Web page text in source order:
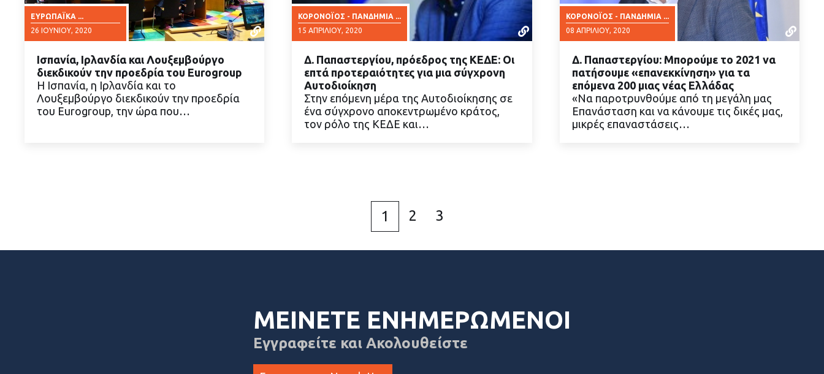
ΕΥΡΩΠΑΪΚΆ ...
26 ΙΟΥΝΊΟΥ, 2020
ΔΙΑΒΑΣΤΕ ΠΕΡΙΣΣΟΤΕΡΑ
Ισπανία, Ιρλανδία και Λουξεμβούργο
διεκδικούν την προεδρία του Eurogroup
Η Ισπανία, η Ιρλανδία και το
Λουξεμβούργο διεκδικούν την προεδρία
του Eurogroup, την ώρα που…
ΚΟΡΟΝΟΪΌΣ - ΠΑΝΔΗΜΊΑ ...
15 ΑΠΡΙΛΊΟΥ, 2020
ΔΙΑΒΑΣΤΕ ΠΕΡΙΣΣΟΤΕΡΑ
Δ. Παπαστεργίου, πρόεδρος της ΚΕΔΕ: Οι
επτά προτεραιότητες για μια σύγχρονη
Αυτοδιοίκηση
Στην επόμενη μέρα της Αυτοδιοίκησης σε
ένα σύγχρονο αποκεντρωμένο κράτος,
τον ρόλο της ΚΕΔΕ και…
ΚΟΡΟΝΟΪΌΣ - ΠΑΝΔΗΜΊΑ ...
08 ΑΠΡΙΛΊΟΥ, 2020
ΔΙΑΒΑΣΤΕ ΠΕΡΙΣΣΟΤΕΡΑ
Δ. Παπαστεργίου: Μπορούμε το 2021 να
πατήσουμε «επανεκκίνηση» για τα
επόμενα 200 μιας νέας Ελλάδας
«Να παροτρυνθούμε από τη μεγάλη μας
Επανάσταση και να κάνουμε τις δικές μας,
μικρές επαναστάσεις…
1 2 3
ΜΕΙΝΕΤΕ ΕΝΗΜΕΡΩΜΕΝΟΙ
Εγγραφείτε και Ακολουθείστε